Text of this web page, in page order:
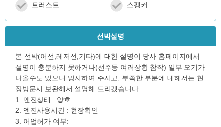
트러스트 스팽커
선박설명
본 선박(어선,레저선,기타)에 대한 설명이 당사 홈페이지에서
설명이 충분하지 못하거나(선주등 여러상황 참작) 일부 오기가
나올수도 있으니 양지하여 주시고, 부족한 부분에 대해서는 현
장방문시 보완해서 설명해 드리겠습니다.
1. 엔진상태 : 양호
2. 엔진사용시간 : 현장확인
3. 어업허가 여부: